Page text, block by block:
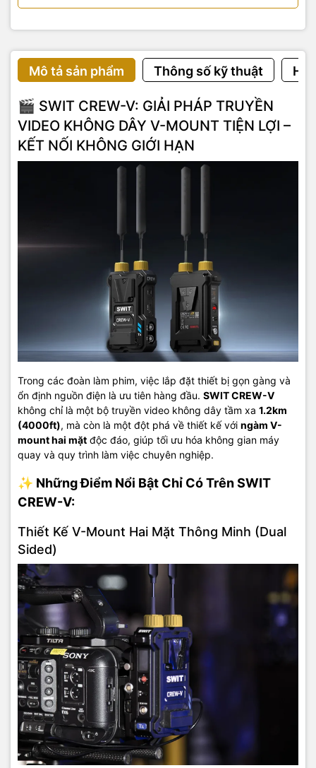
Mô tả sản phẩm Thông số kỹ thuật
🎬 SWIT CREW-V: GIẢI PHÁP TRUYỀN
VIDEO KHÔNG DÂY V-MOUNT TIỆN LỢI –
KẾT NỐI KHÔNG GIỚI HẠN
Trong các đoàn làm phim, việc lắp đặt thiết bị gọn gàng và
ổn định nguồn điện là ưu tiên hàng đầu. SWIT CREW-V
không chỉ là một bộ truyền video không dây tầm xa 1.2km
(4000ft), mà còn là một đột phá về thiết kế với ngàm V-
mount hai mặt độc đáo, giúp tối ưu hóa không gian máy
quay và quy trình làm việc chuyên nghiệp.
✨ Những Điểm Nổi Bật Chỉ Có Trên SWIT
CREW-V:
Thiết Kế V-Mount Hai Mặt Thông Minh (Dual
Sided)